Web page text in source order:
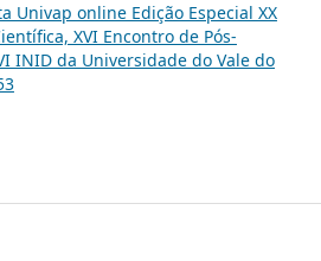
Univap online Edição Especial XX
XVI Encontro de Pós-
INID da Universidade do Vale do